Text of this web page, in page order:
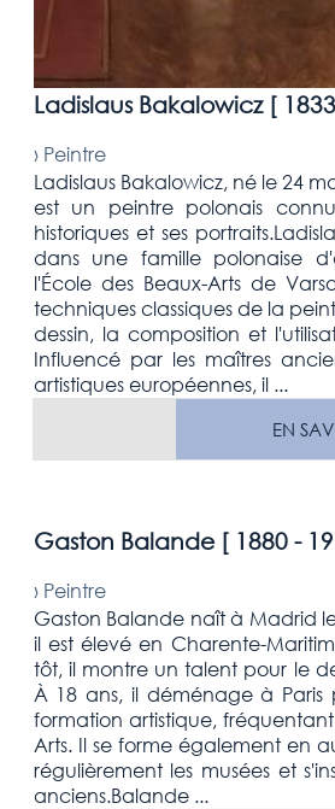
Ladislaus Bakalowicz [
› Peintre
Ladislaus Bakalowicz, né le 24
est un peintre polonais
historiques et ses
dans une famille polonaise
l'École des Beaux-Arts de
techniques classiques de la
dessin, la composition et
Influencé par les maîtres
artistiques européennes, il ...
EN
Gaston Balande [ 1880 -
› Peintre
Gaston Balande naît à Madrid
il est élevé en Charente-
tôt, il montre un talent pour le
À 18 ans, il déménage à Paris
formation artistique,
Arts. Il se forme également en
régulièrement les musées et
anciens.Balande ...